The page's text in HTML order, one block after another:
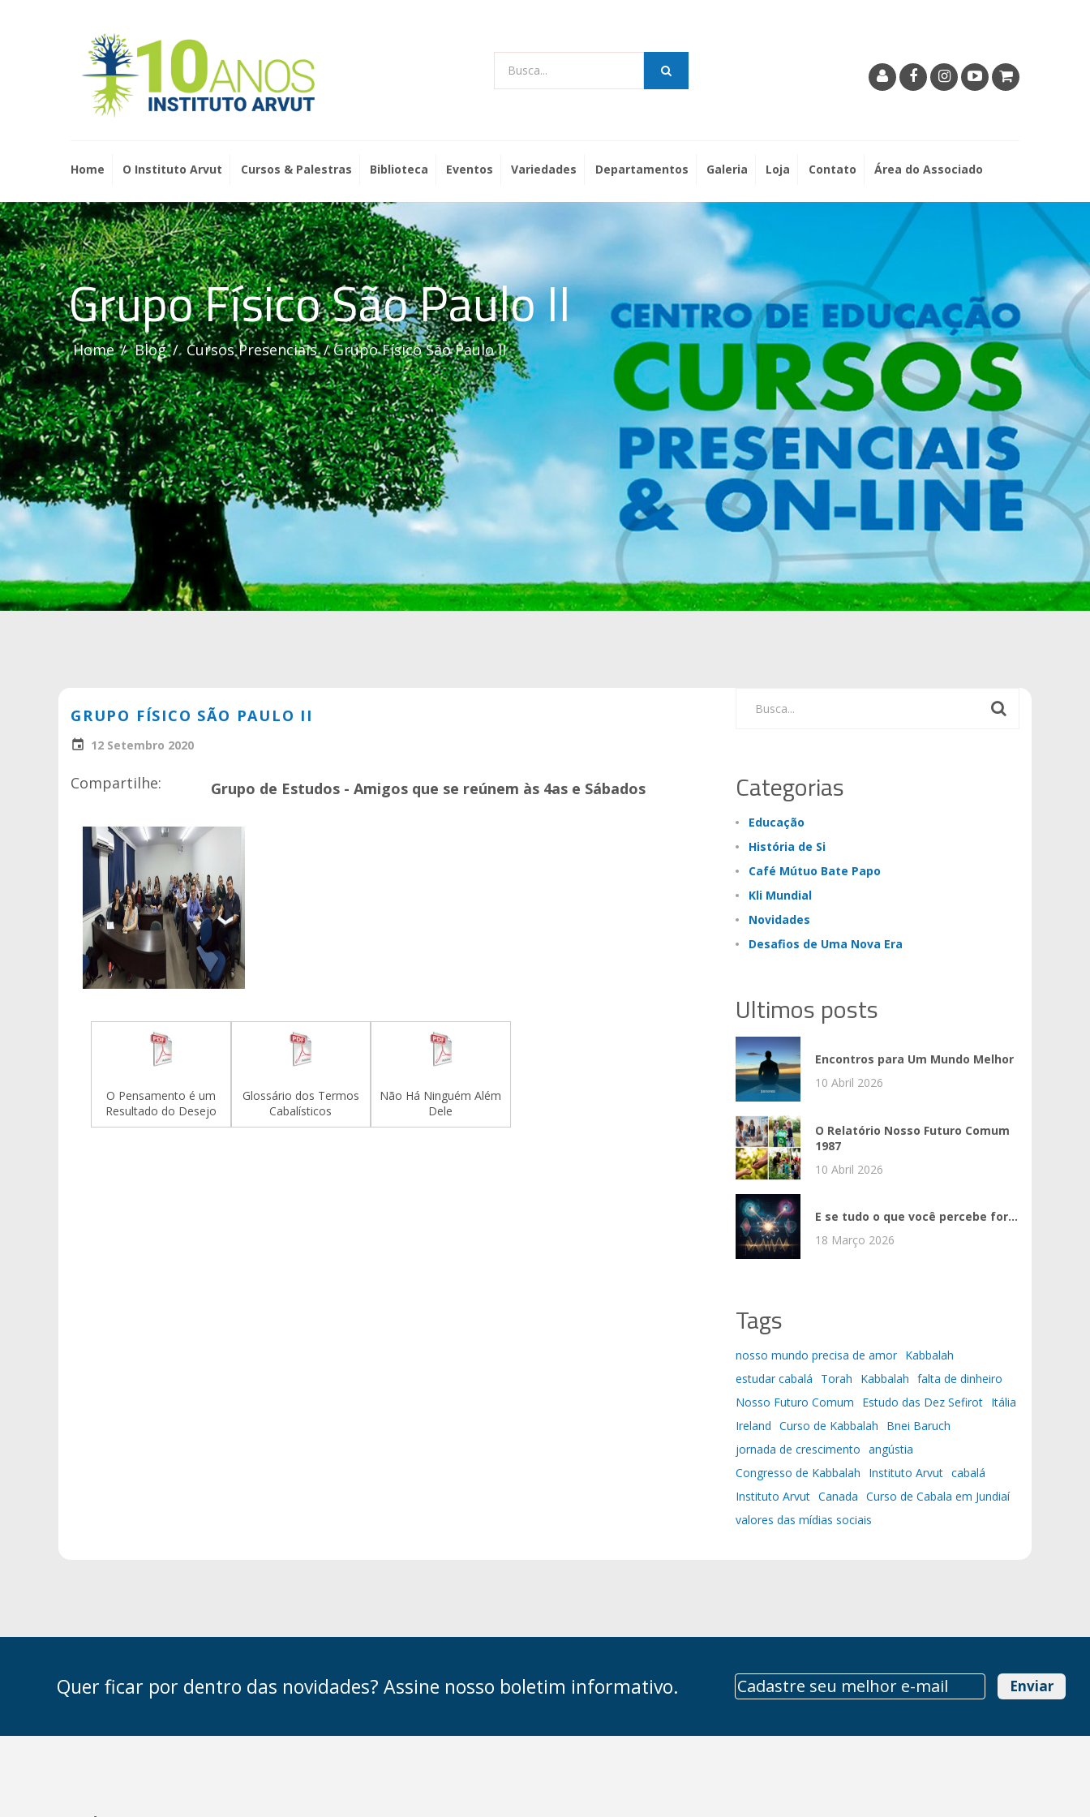
Busca...
Home O Instituto Arvut Cursos & Palestras Biblioteca Eventos Variedades Departamentos Galeria Loja Contato Área do Associado
Grupo Físico São Paulo II
Home Blog Cursos Presenciais Grupo Físico São Paulo II
GRUPO FÍSICO SÃO PAULO II
12 Setembro 2020
Compartilhe: Grupo de Estudos - Amigos que se reúnem às 4as e Sábados
O Pensamento é um
Resultado do Desejo
Glossário dos Termos
Cabalísticos
Não Há Ninguém Além
Dele
Busca...
Categorias
Educação
História de Si
Café Mútuo Bate Papo
Kli Mundial
Novidades
Desafios de Uma Nova Era
Ultimos posts
Encontros para Um Mundo Melhor
10 Abril 2026
O Relatório Nosso Futuro Comum
1987
10 Abril 2026
E se tudo o que você percebe for...
18 Março 2026
Tags
nosso mundo precisa de amor Kabbalah
estudar cabalá
Torah Kabbalah falta de dinheiro
Nosso Futuro Comum
Estudo das Dez Sefirot Itália
Ireland Curso de Kabbalah
Bnei Baruch
jornada de crescimento angústia
Congresso de Kabbalah
Instituto Arvut cabalá
Instituto Arvut Canada Curso de Cabala em Jundiaí
valores das mídias sociais
Quer ficar por dentro das novidades? Assine nosso boletim informativo. Enviar